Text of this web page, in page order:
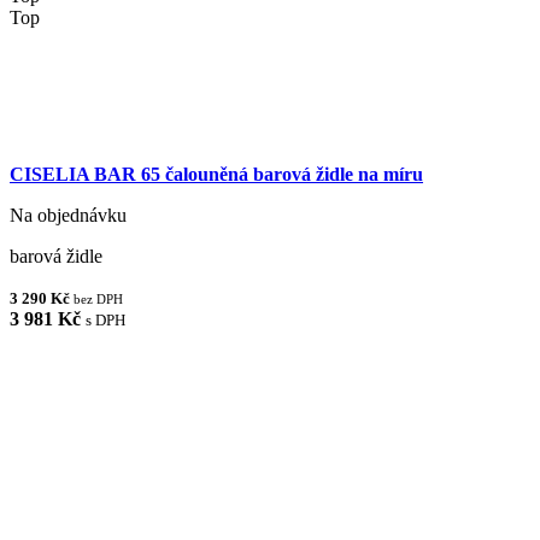
Top
CISELIA BAR 65 čalouněná barová židle na míru
Na objednávku
barová židle
3 290 Kč bez DPH
3 981 Kč s DPH